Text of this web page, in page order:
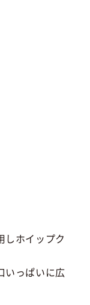
しホイップク
いっぱいに広